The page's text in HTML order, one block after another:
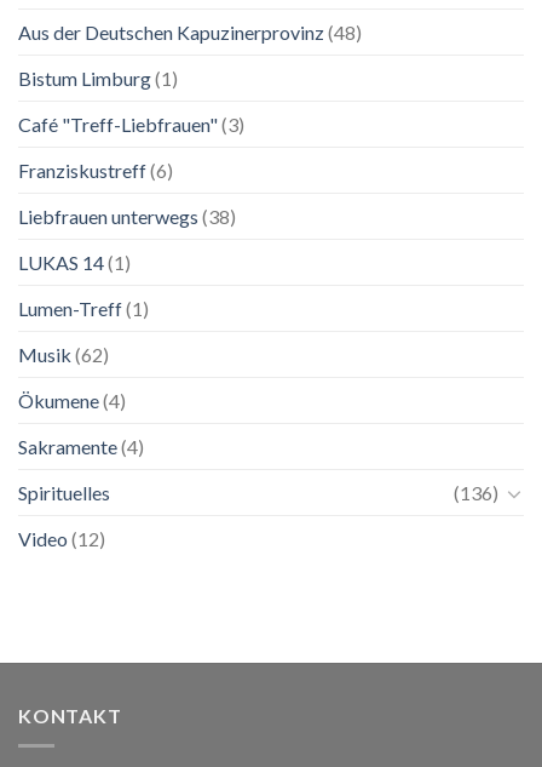
Ausstellung
Aus der Deutschen Kapuzinerprovinz(48)
Bistum Limburg(1)
Café "Treff-Liebfrauen"(3)
Franziskustreff(6)
Liebfrauen unterwegs (38)
LUKAS 14(1)
Lumen-Treff(1)
Musik (62)
Ökumene(4)
Sakramente(4)
Spirituelles
(136)
Video (12)
KONTAKT